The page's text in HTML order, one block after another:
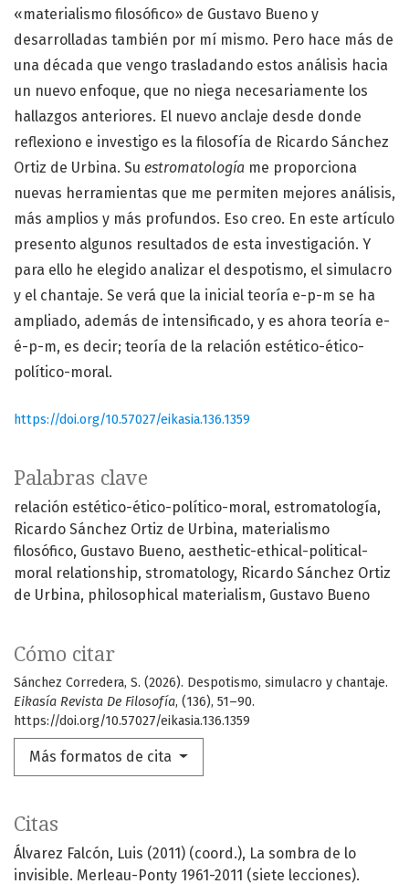
Palabras clave
relación estético-ético-político-moral estromatología
Ricardo Sánchez Ortiz de Urbina materialismo
filosófico Gustavo Bueno aesthetic-ethical-political-
moral relationship stromatology Ricardo Sánchez Ortiz
de Urbina philosophical materialism Gustavo Bueno
Cómo citar
Sánchez Corredera, S. (2026). Despotismo, simulacro y chantaje.
Eikasía Revista De Filosofía, (136), 51–90.
https://doi.org/10.57027/eikasia.136.1359
Más formatos de cita
«materialismo filosófico» de Gustavo Bueno y
desarrolladas también por mí mismo. Pero hace más de
una década que vengo trasladando estos análisis hacia
un nuevo enfoque, que no niega necesariamente los
hallazgos anteriores. El nuevo anclaje desde donde
reflexiono e investigo es la filosofía de Ricardo Sánchez
Ortiz de Urbina. Su estromatología me proporciona
nuevas herramientas que me permiten mejores análisis,
más amplios y más profundos. Eso creo. En este artículo
presento algunos resultados de esta investigación. Y
para ello he elegido analizar el despotismo, el simulacro
y el chantaje. Se verá que la inicial teoría e-p-m se ha
ampliado, además de intensificado, y es ahora teoría e-
é-p-m, es decir; teoría de la relación estético-ético-
político-moral.
https://doi.org/10.57027/eikasia.136.1359
Citas
Álvarez Falcón, Luis (2011) (coord.), La sombra de lo
invisible. Merleau-Ponty 1961-2011 (siete lecciones).